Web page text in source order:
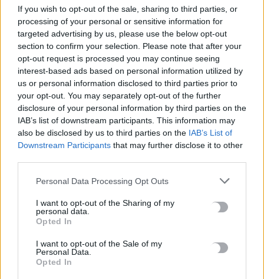
If you wish to opt-out of the sale, sharing to third parties, or
processing of your personal or sensitive information for
targeted advertising by us, please use the below opt-out
section to confirm your selection. Please note that after your
opt-out request is processed you may continue seeing
interest-based ads based on personal information utilized by
us or personal information disclosed to third parties prior to
your opt-out. You may separately opt-out of the further
disclosure of your personal information by third parties on the
IAB’s list of downstream participants. This information may
also be disclosed by us to third parties on the IAB’s List of
Downstream Participants that may further disclose it to other
Personal Data Processing Opt Outs
I want to opt-out of the Sharing of my
personal data.
Opted In
I want to opt-out of the Sale of my
Personal Data.
Opted In
Συγκλονίζουν οι αποκαλύψεις για τη δολοφονία 4 παιδιών
στη Νέα Υόρκη: Το τελευταίο μήνυμα που έστειλε η μητέρα
στον πρώην σύζυγό της
6 Αυγούστου, 2026
Ηράκλειο: Απάτη με δήθεν επενδύσεις σε μετοχές – 55χρονος
έχασε 100.000 ευρώ
6 Αυγούστου, 2026
Δομή φιλοξενίας μεταναστών: Τι ακριβώς σημαίνει το ΦΕΚ
6 Αυγούστου, 2026
Σητεία: Χωρίς ενεργό μέτωπο η φωτιά στο Καρύδι –
Σταμάτησαν τα εναέρια μέσα
6 Αυγούστου, 2026